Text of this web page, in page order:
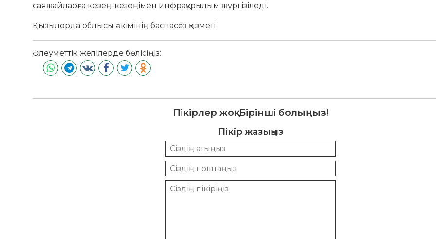
саяжайларға кезең-кезеңімен инфрақұрылым жүргізіледі.
Қызылорда облысы әкімінің баспасөз қызметі
Әлеуметтік желілерде бөлісіңіз:
Пікірлер жоқ. Бірінші болыңыз!
Пікір жазыңыз